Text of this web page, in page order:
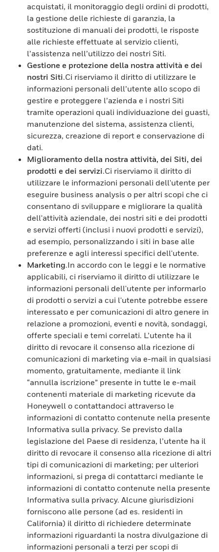
acquistati, il monitoraggio degli ordini di prodotti,
la gestione delle richieste di garanzia, la
sostituzione di manuali dei prodotti, le risposte
alle richieste effettuate al servizio clienti,
l’assistenza nell’utilizzo dei nostri Siti.
Gestione e protezione della nostra attività e dei
nostri Siti.Ci riserviamo il diritto di utilizzare le
informazioni personali dell’utente allo scopo di
gestire e proteggere l’azienda e i nostri Siti
tramite operazioni quali individuazione dei guasti,
manutenzione del sistema, assistenza clienti,
sicurezza, creazione di report e conservazione di
dati.
Miglioramento della nostra attività, dei Siti, dei
prodotti e dei servizi.Ci riserviamo il diritto di
utilizzare le informazioni personali dell'utente per
eseguire business analysis o per altri scopi che ci
consentano di sviluppare e migliorare la qualità
dell'attività aziendale, dei nostri siti e dei prodotti
e servizi offerti (inclusi i nuovi prodotti e servizi),
ad esempio, personalizzando i siti in base alle
preferenze e agli interessi specifici dell'utente.
Marketing.In accordo con le leggi e le normative
applicabili, ci riserviamo il diritto di utilizzare le
informazioni personali dell'utente per informarlo
di prodotti o servizi a cui l'utente potrebbe essere
interessato e per comunicazioni di altro genere in
relazione a promozioni, eventi e novità, sondaggi,
offerte speciali e temi correlati. L’utente ha il
diritto di revocare il consenso alla ricezione di
comunicazioni di marketing via e-mail in qualsiasi
momento, gratuitamente, mediante il link
“annulla iscrizione” presente in tutte le e-mail
contenenti materiale di marketing ricevute da
Honeywell o contattandoci attraverso le
informazioni di contatto contenute nella presente
Informativa sulla privacy. Se previsto dalla
legislazione del Paese di residenza, l’utente ha il
diritto di revocare il consenso alla ricezione di altri
tipi di comunicazioni di marketing; per ulteriori
informazioni, si prega di contattarci mediante le
informazioni di contatto contenute nella presente
Informativa sulla privacy. Alcune giurisdizioni
forniscono alle persone (ad es. residenti in
California) il diritto di richiedere determinate
informazioni riguardanti la nostra divulgazione di
informazioni personali a terzi per scopi di